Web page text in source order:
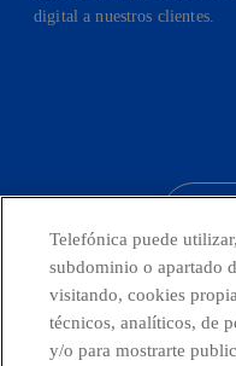
digital a nuestros clientes.
Telefónica en redes
Telefónica puede
subdominio o apartado
visitando, cookies
técnicos, analíticos, de
y/o para mostrarte